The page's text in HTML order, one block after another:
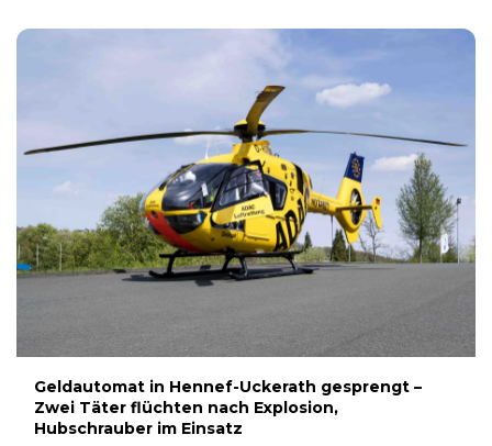
Geldautomat in Hennef-Uckerath gesprengt –
Zwei Täter flüchten nach Explosion,
Hubschrauber im Einsatz